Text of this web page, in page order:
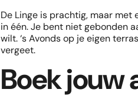
De Linge is prachtig, maar
in één. Je bent niet gebonden
wilt. ‘s Avonds op je eigen
vergeet.
Boek jouw